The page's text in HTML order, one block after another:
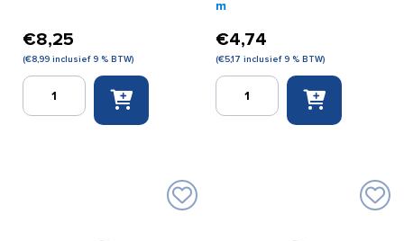
€8,25
(€8,99 inclusief 9 % BTW)
Strappal
m
€4,74
(€5,17 inclusief 9 % BTW)
Scansport